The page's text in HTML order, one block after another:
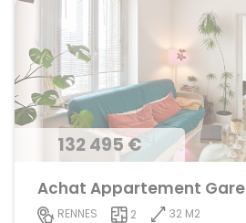
132 495 €
Achat Appartement Gare
RENNES 2
32 M2